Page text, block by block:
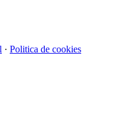
· Politica de cookies